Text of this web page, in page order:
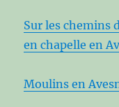
Sur les chemins
en chapelle en
Moulins en